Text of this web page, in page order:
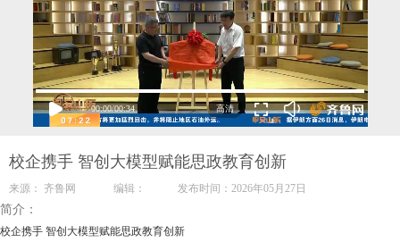
00:00/00:34
校企携手 智创大模型赋能思政教育创新
来源： 齐鲁网 编辑： 发布时间：2026年05月27日
简介：
校企携手 智创大模型赋能思政教育创新